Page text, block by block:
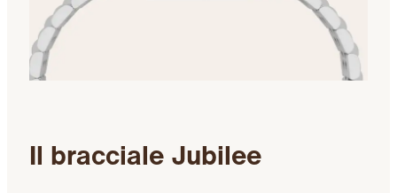
Il bracciale Jubilee